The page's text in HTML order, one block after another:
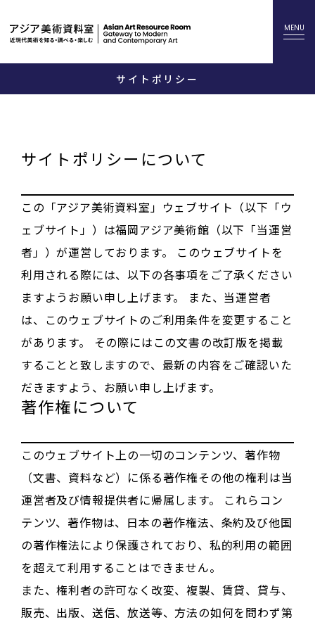
サイトポリシー
サイトポリシーについて
この「アジア美術資料室」ウェブサイト（以下「ウ
ェブサイト」）は福岡アジア美術館（以下「当運営
者」）が運営しております。 このウェブサイトを
利用される際には、以下の各事項をご了承ください
ますようお願い申し上げます。 また、当運営者
は、このウェブサイトのご利用条件を変更すること
があります。 その際にはこの文書の改訂版を掲載
することと致しますので、最新の内容をご確認いた
だきますよう、お願い申し上げます。
著作権について
このウェブサイト上の一切のコンテンツ、著作物
（文書、資料など）に係る著作権その他の権利は当
運営者及び情報提供者に帰属します。 これらコン
テンツ、著作物は、日本の著作権法、条約及び他国
の著作権法により保護されており、私的利用の範囲
を超えて利用することはできません。
また、権利者の許可なく改変、複製、賃貸、貸与、
販売、出版、送信、放送等、方法の如何を問わず第